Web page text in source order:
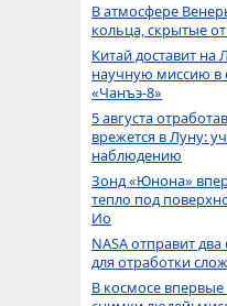
В атмосфере
кольца, скрытые от
Китай доставит
научную миссию в
«Чанъэ-8»
5 августа
врежется в Луну:
наблюдению
Зонд «Юнона»
тепло под
Ио
NASA отправит
для отработки
В космосе впервые